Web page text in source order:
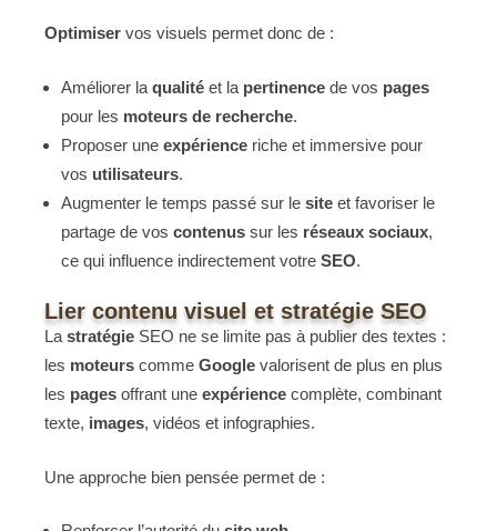
Optimiser vos visuels permet donc de :
Améliorer la qualité et la pertinence de vos pages
pour les moteurs de recherche.
Proposer une expérience riche et immersive pour
vos utilisateurs.
Augmenter le temps passé sur le site et favoriser le
partage de vos contenus sur les réseaux sociaux,
ce qui influence indirectement votre SEO.
Lier contenu visuel et stratégie SEO
Lastratégie SEO ne se limite pas à publier des textes :
les moteurs comme Google valorisent de plus en plus
les pages offrant une expérience complète, combinant
texte, images, vidéos et infographies.
Une approche bien pensée permet de :